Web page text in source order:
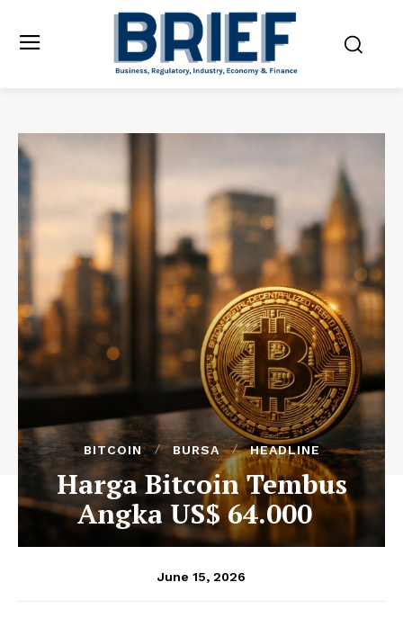
BITCOIN BURSA HEADLINE
Harga Bitcoin Tembus
Angka US$ 64.000
June 15, 2026